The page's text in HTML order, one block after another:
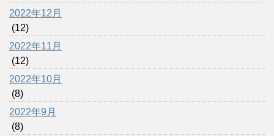
2022年12月
(12)
2022年11月
(12)
2022年10月
(8)
2022年9月
(8)